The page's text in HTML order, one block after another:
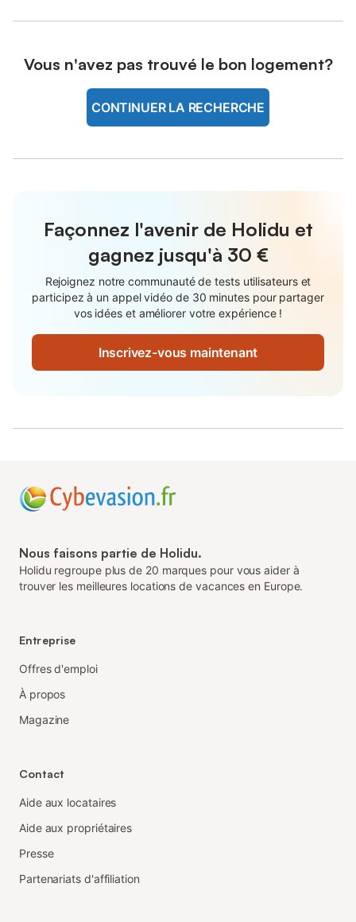
Vous n'avez pas trouvé le bon logement?
CONTINUER LA RECHERCHE
Façonnez l'avenir de Holidu et
gagnez jusqu'à 30 €
Rejoignez notre communauté de tests utilisateurs et
participez à un appel vidéo de 30 minutes pour partager
vos idées et améliorer votre expérience !
Inscrivez-vous maintenant
Nous faisons partie de Holidu.
Holidu regroupe plus de 20 marques pour vous aider à
trouver les meilleures locations de vacances en Europe.
Entreprise
Offres d'emploi
À propos
Magazine
Contact
Aide aux locataires
Aide aux propriétaires
Presse
Partenariats d'affiliation